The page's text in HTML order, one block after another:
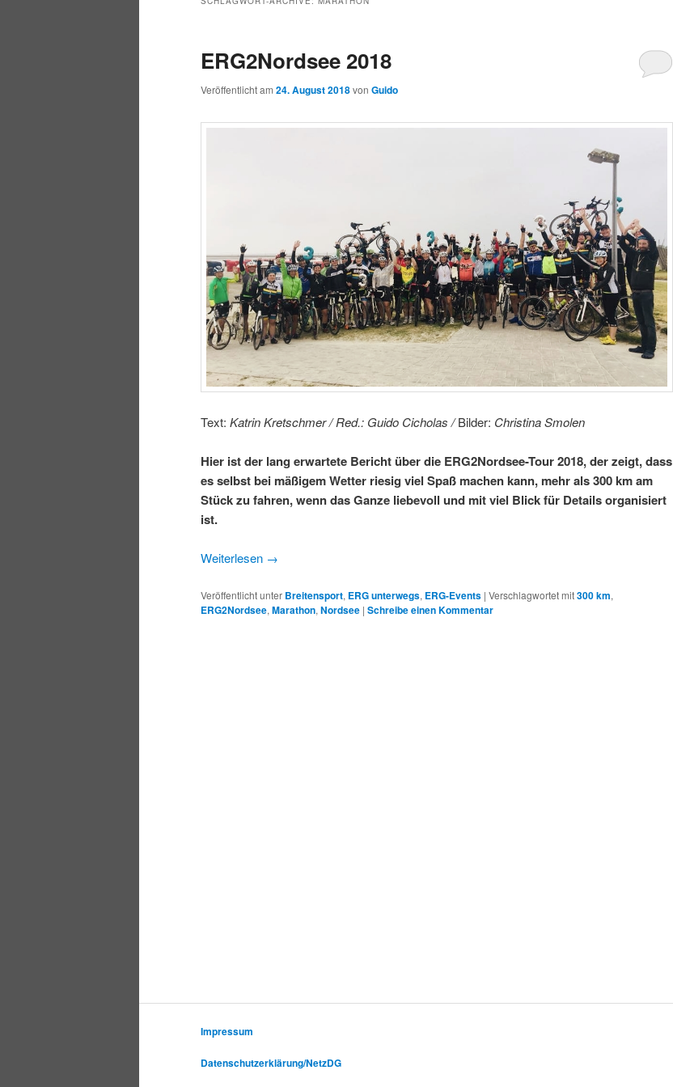
ERG2Nordsee 2018
Veröffentlicht am 24. August 2018von Guido
Text: Katrin Kretschmer / Red.: Guido Cicholas /Bilder: Christina Smolen
Hier ist der lang erwartete Bericht über die ERG2Nordsee-Tour 2018, der zeigt, dass
es selbst bei mäßigem Wetter riesig viel Spaß machen kann, mehr als 300 km am
Stück zu fahren, wenn das Ganze liebevoll und mit viel Blick für Details organisiert
ist.
Weiterlesen →
Veröffentlicht unter Breitensport, ERG unterwegs, ERG-Events | Verschlagwortet mit300 km,
ERG2Nordsee, Marathon, Nordsee | Schreibe einen Kommentar
Impressum
Datenschutzerklärung/NetzDG